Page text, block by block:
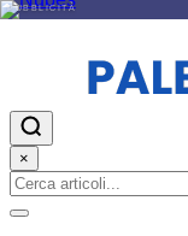
PUBBLICITÀ
×